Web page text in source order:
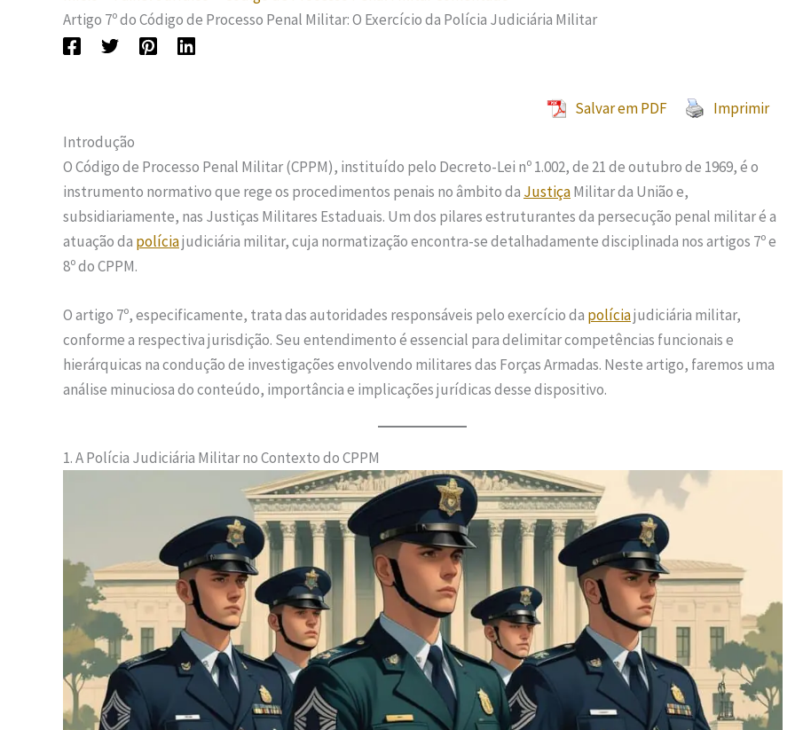
Artigo 7º do Código de Processo Penal Militar: O Exercício da Polícia Judiciária Militar
Salvar em PDF
Imprimir
Introdução
O Código de Processo Penal Militar (CPPM), instituído pelo Decreto-Lei nº 1.002, de 21 de outubro de 1969, é o
instrumento normativo que rege os procedimentos penais no âmbito da JustiçaMilitar da União e,
subsidiariamente, nas Justiças Militares Estaduais. Um dos pilares estruturantes da persecução penal militar é a
atuação da políciajudiciária militar, cuja normatização encontra-se detalhadamente disciplinada nos artigos 7º e
8º do CPPM.
O artigo 7º, especificamente, trata das autoridades responsáveis pelo exercício da políciajudiciária militar,
conforme a respectiva jurisdição. Seu entendimento é essencial para delimitar competências funcionais e
hierárquicas na condução de investigações envolvendo militares das Forças Armadas. Neste artigo, faremos uma
análise minuciosa do conteúdo, importância e implicações jurídicas desse dispositivo.
1. A Polícia Judiciária Militar no Contexto do CPPM